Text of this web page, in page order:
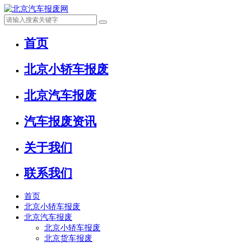
首页
北京小轿车报废
北京汽车报废
汽车报废资讯
关于我们
联系我们
首页
北京小轿车报废
北京汽车报废
北京小轿车报废
北京货车报废